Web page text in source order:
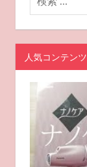
人気コンテンツ